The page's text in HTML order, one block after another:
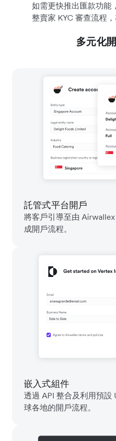
如需更快推出匯款功能
整賣家 KYC 審查流程
多元化
託管式平台開戶
將客戶引導至由
成開戶流程。
嵌入式組件
透過 API 整合及利用預設
球各地的開戶流程。